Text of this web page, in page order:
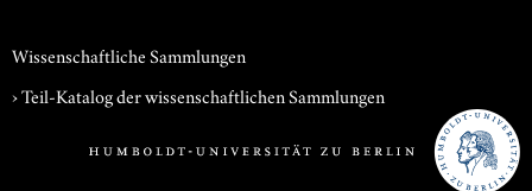
Wissenschaftliche Sammlungen
› Teil-Katalog der wissenschaftlichen Sammlungen